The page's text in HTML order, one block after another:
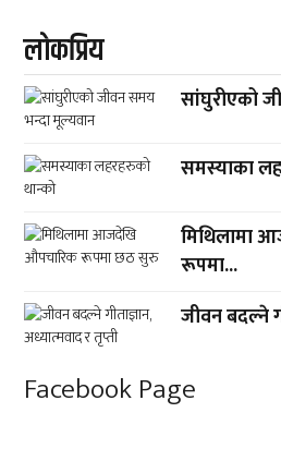
लाेकप्रिय
सांघुरीएको
समस्याका
मिथिलामा
रूपमा...
जीवन बदल्ने
Facebook Page